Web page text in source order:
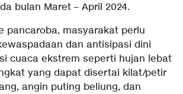
bulan Maret – April 2024.
pancaroba, masyarakat perlu
dan antisipasi dini
cuaca ekstrem seperti hujan lebat
yang dapat disertai kilat/petir
angin puting beliung, dan